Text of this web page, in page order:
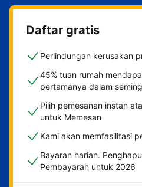
Daftar gratis
Perlindungan kerusakan
45% tuan rumah
pertamanya dalam
Pilih pemesanan instan
untuk Memesan
Kami akan memfasilitasi
Bayaran harian.
Pembayaran untuk 2026